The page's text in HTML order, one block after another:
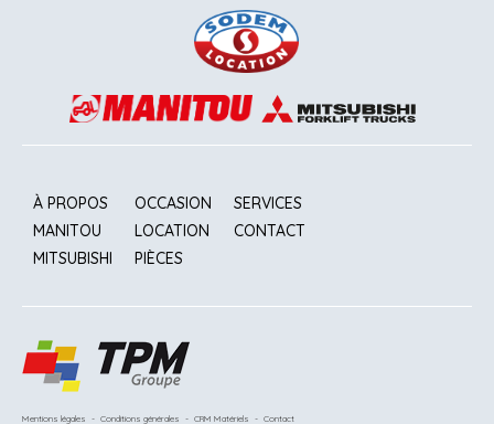
À PROPOS
MANITOU
MITSUBISHI
OCCASION
LOCATION
PIÈCES
SERVICES
CONTACT
Mentions légales - Conditions générales - CRM Matériels - Contact